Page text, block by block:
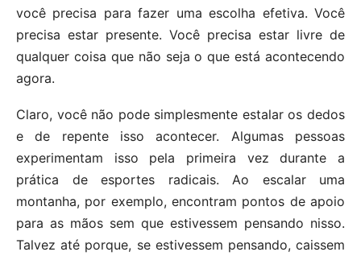
você precisa para fazer uma escolha efetiva. Você
precisa estar presente. Você precisa estar livre de
qualquer coisa que não seja o que está acontecendo
agora.
Claro, você não pode simplesmente estalar os dedos
e de repente isso acontecer. Algumas pessoas
experimentam isso pela primeira vez durante a
prática de esportes radicais. Ao escalar uma
montanha, por exemplo, encontram pontos de apoio
para as mãos sem que estivessem pensando nisso.
Talvez até porque, se estivessem pensando, caissem